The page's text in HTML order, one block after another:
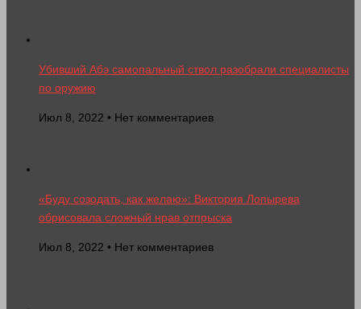
Убивший Абэ самопальный ствол разобрали специалисты
по оружию
Июл 8, 2022 • Нет комментариев
«Буду созодать, как желаю»: Виктория Лопырева
обрисовала сложный нрав отпрыска
Июл 8, 2022 • Нет комментариев